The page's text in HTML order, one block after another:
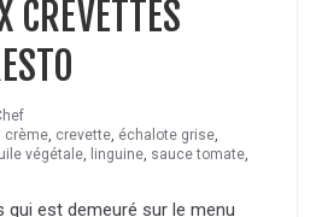
CREVETTES
crème crevette échalote grise
végétale linguine sauce tomate
qui est demeuré sur le menu